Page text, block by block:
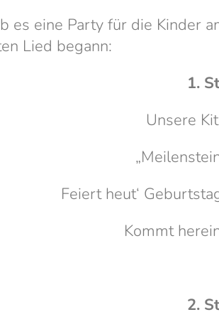
es eine Party für die Kinder
Lied begann:
1.
Unsere
Feiert heut‘
Kommt
2.